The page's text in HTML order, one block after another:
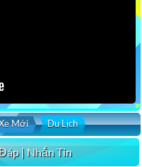
Mới Du Lịch
| Nhắn Tin